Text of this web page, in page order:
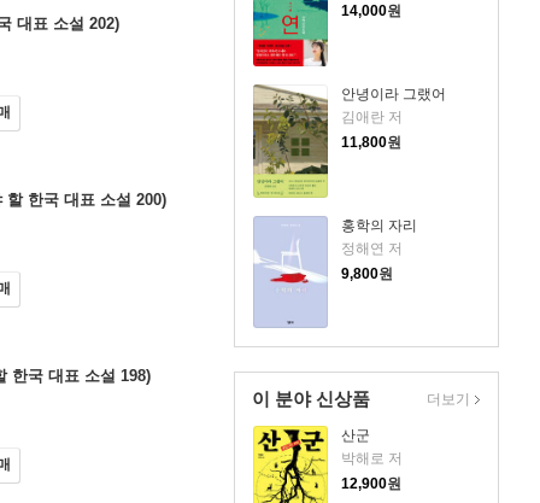
14,000원
안녕이라 그랬어
김애란 저
11,800원
홍학의 자리
정해연 저
9,800원
이 분야 신상품
산군
박해로 저
12,900원
더보기
대표 소설 202)
할 한국 대표 소설 200)
한국 대표 소설 198)